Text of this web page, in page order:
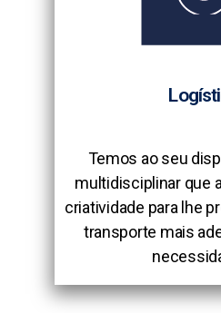
Temos ao seu
multidisciplinar que
criatividade para lhe
transporte mais